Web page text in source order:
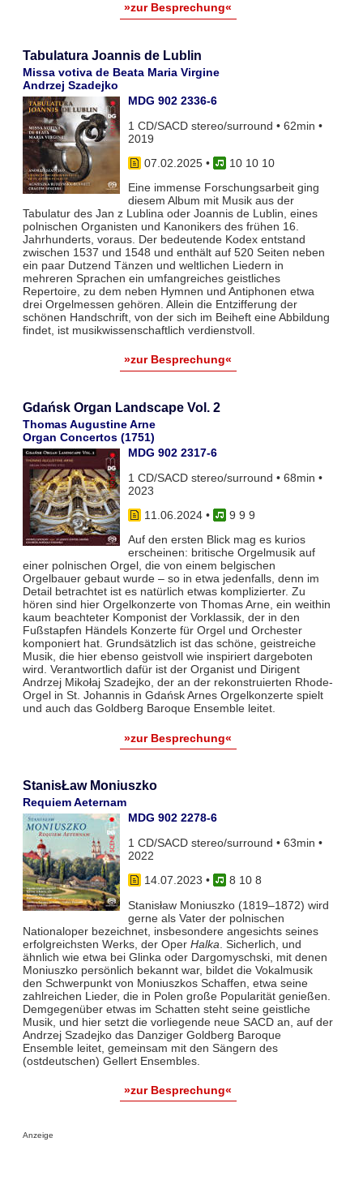
»zur Besprechung«
Tabulatura Joannis de Lublin
Missa votiva de Beata Maria Virgine
Andrzej Szadejko
MDG 902 2336-6
1 CD/SACD stereo/surround • 62min •
2019
07.02.2025•
10 10 10
Eine immense Forschungsarbeit ging
diesem Album mit Musik aus der
Tabulatur des Jan z Lublina oder Joannis de Lublin, eines
polnischen Organisten und Kanonikers des frühen 16.
Jahrhunderts, voraus. Der bedeutende Kodex entstand
zwischen 1537 und 1548 und enthält auf 520 Seiten neben
ein paar Dutzend Tänzen und weltlichen Liedern in
mehreren Sprachen ein umfangreiches geistliches
Repertoire, zu dem neben Hymnen und Antiphonen etwa
drei Orgelmessen gehören. Allein die Entzifferung der
schönen Handschrift, von der sich im Beiheft eine Abbildung
findet, ist musikwissenschaftlich verdienstvoll.
»zur Besprechung«
Gdańsk Organ Landscape Vol. 2
Thomas Augustine Arne
Organ Concertos (1751)
MDG 902 2317-6
1 CD/SACD stereo/surround • 68min •
2023
11.06.2024•
9 9 9
Auf den ersten Blick mag es kurios
erscheinen: britische Orgelmusik auf
einer polnischen Orgel, die von einem belgischen
Orgelbauer gebaut wurde – so in etwa jedenfalls, denn im
Detail betrachtet ist es natürlich etwas komplizierter. Zu
hören sind hier Orgelkonzerte von Thomas Arne, ein weithin
kaum beachteter Komponist der Vorklassik, der in den
Fußstapfen Händels Konzerte für Orgel und Orchester
komponiert hat. Grundsätzlich ist das schöne, geistreiche
Musik, die hier ebenso geistvoll wie inspiriert dargeboten
wird. Verantwortlich dafür ist der Organist und Dirigent
Andrzej Mikołaj Szadejko, der an der rekonstruierten Rhode-
Orgel in St. Johannis in Gdańsk Arnes Orgelkonzerte spielt
und auch das Goldberg Baroque Ensemble leitet.
»zur Besprechung«
StanisŁaw Moniuszko
Requiem Aeternam
MDG 902 2278-6
1 CD/SACD stereo/surround • 63min •
2022
14.07.2023 •
8 10 8
Stanisław Moniuszko (1819–1872) wird
gerne als Vater der polnischen
Nationaloper bezeichnet, insbesondere angesichts seines
erfolgreichsten Werks, der Oper Halka . Sicherlich, und
ähnlich wie etwa bei Glinka oder Dargomyschski, mit denen
Moniuszko persönlich bekannt war, bildet die Vokalmusik
den Schwerpunkt von Moniuszkos Schaffen, etwa seine
zahlreichen Lieder, die in Polen große Popularität genießen.
Demgegenüber etwas im Schatten steht seine geistliche
Musik, und hier setzt die vorliegende neue SACD an, auf der
Andrzej Szadejko das Danziger Goldberg Baroque
Ensemble leitet, gemeinsam mit den Sängern des
(ostdeutschen) Gellert Ensembles.
»zur Besprechung«
Anzeige